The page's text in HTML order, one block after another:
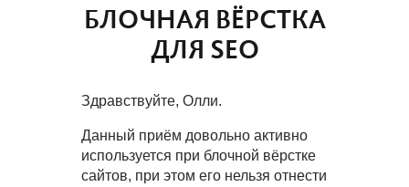
БЛОЧНАЯ ВЁРСТКА
ДЛЯ SEO
Здравствуйте, Олли.
Данный приём довольно активно
используется при блочной вёрстке
сайтов, при этом его нельзя отнести